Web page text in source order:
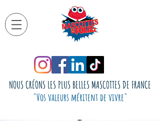
NOUS CRÉONS LES PLUS BELLES MASCOTTES DE FRANCE
"Vos valeurs méritent de vivre"